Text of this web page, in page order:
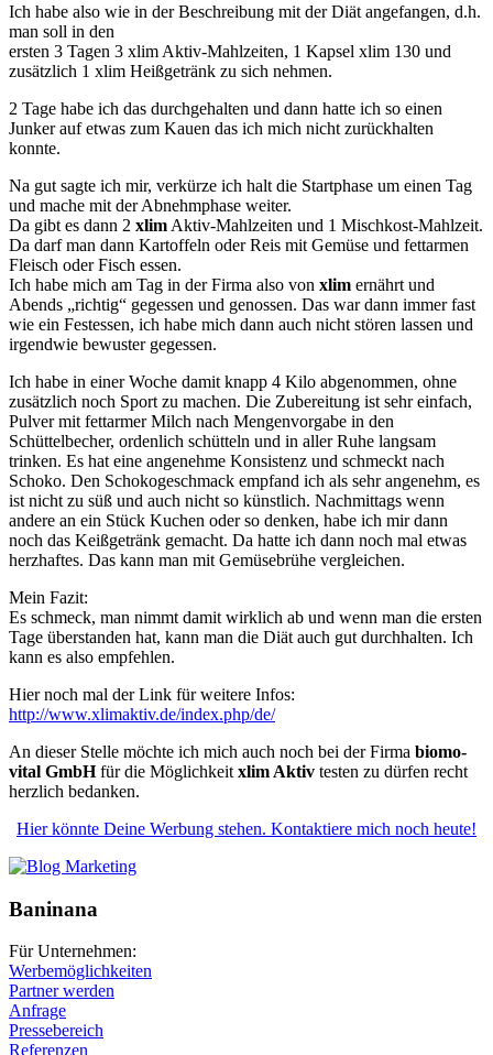
Ich habe also wie in der Beschreibung mit der Diät angefangen, d.h.
man soll in den
ersten 3 Tagen 3 xlim Aktiv-Mahlzeiten, 1 Kapsel xlim 130 und
zusätzlich 1 xlim Heißgetränk zu sich nehmen.
2 Tage habe ich das durchgehalten und dann hatte ich so einen
Junker auf etwas zum Kauen das ich mich nicht zurückhalten
konnte.
Na gut sagte ich mir, verkürze ich halt die Startphase um einen Tag
und mache mit der Abnehmphase weiter.
Da gibt es dann 2 xlim Aktiv-Mahlzeiten und 1 Mischkost-Mahlzeit.
Da darf man dann Kartoffeln oder Reis mit Gemüse und fettarmen
Fleisch oder Fisch essen.
Ich habe mich am Tag in der Firma also von xlim ernährt und
Abends „richtig“ gegessen und genossen. Das war dann immer fast
wie ein Festessen, ich habe mich dann auch nicht stören lassen und
irgendwie bewuster gegessen.
Ich habe in einer Woche damit knapp 4 Kilo abgenommen, ohne
zusätzlich noch Sport zu machen. Die Zubereitung ist sehr einfach,
Pulver mit fettarmer Milch nach Mengenvorgabe in den
Schüttelbecher, ordenlich schütteln und in aller Ruhe langsam
trinken. Es hat eine angenehme Konsistenz und schmeckt nach
Schoko. Den Schokogeschmack empfand ich als sehr angenehm, es
ist nicht zu süß und auch nicht so künstlich. Nachmittags wenn
andere an ein Stück Kuchen oder so denken, habe ich mir dann
noch das Keißgetränk gemacht. Da hatte ich dann noch mal etwas
herzhaftes. Das kann man mit Gemüsebrühe vergleichen.
Mein Fazit:
Es schmeck, man nimmt damit wirklich ab und wenn man die ersten
Tage überstanden hat, kann man die Diät auch gut durchhalten. Ich
kann es also empfehlen.
Hier noch mal der Link für weitere Infos:
http://www.xlimaktiv.de/index.php/de/
An dieser Stelle möchte ich mich auch noch bei der Firma biomo-
vital GmbHfür die Möglichkeit xlim Aktiv testen zu dürfen recht
herzlich bedanken.
Hier könnte Deine Werbung stehen. Kontaktiere mich noch heute!
Baninana
Für Unternehmen:
Werbemöglichkeiten
Partner werden
Anfrage
Pressebereich
Referenzen